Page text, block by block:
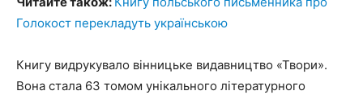
Голокост перекладуть українською
Книгу видрукувало вінницьке видавництво «Твори».
Вона стала 63 томом унікального літературного